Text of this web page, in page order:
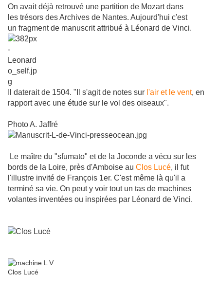
On avait déjà retrouvé une partition de Mozart dans
les trésors des Archives de Nantes. Aujourd'hui c'est
un fragment de manuscrit attribué à Léonard de Vinci.
Il daterait de 1504. "Il s'agit de notes sur l'air et le vent, en
rapport avec une étude sur le vol des oiseaux".
Photo A. Jaffré
Le maître du "sfumato" et de la Joconde a vécu sur les
bords de la Loire, près d'Amboise au Clos Lucé, il fut
l'illustre invité de François 1er. C'est même là qu'il a
terminé sa vie. On peut y voir tout un tas de machines
volantes inventées ou inspirées par Léonard de Vinci.